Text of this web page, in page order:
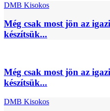
DMB Kisokos
Még csak most jön az
készítsük...
Még csak most jön az
készítsük...
DMB Kisokos